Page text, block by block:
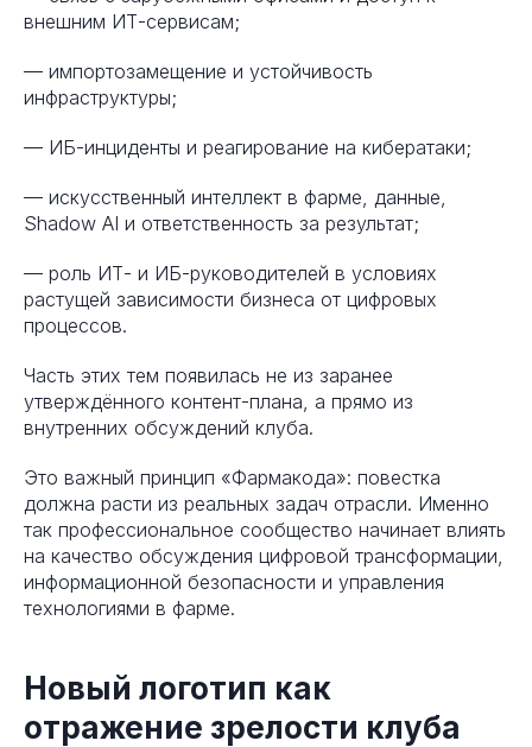
внешним ИТ-сервисам;
— импортозамещение и устойчивость
инфраструктуры;
— ИБ-инциденты и реагирование на кибератаки;
— искусственный интеллект в фарме, данные,
Shadow AI и ответственность за результат;
— роль ИТ- и ИБ-руководителей в условиях
растущей зависимости бизнеса от цифровых
процессов.
Часть этих тем появилась не из заранее
утверждённого контент-плана, а прямо из
внутренних обсуждений клуба.
Это важный принцип «Фармакода»: повестка
должна расти из реальных задач отрасли. Именно
так профессиональное сообщество начинает влиять
на качество обсуждения цифровой трансформации,
информационной безопасности и управления
технологиями в фарме.
Новый логотип как
отражение зрелости клуба